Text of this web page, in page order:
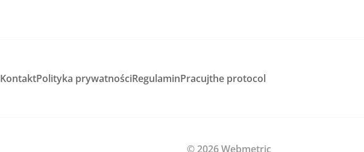
KontaktPolityka prywatnościRegulaminPracujthe protocol
© 2026 Webmetric